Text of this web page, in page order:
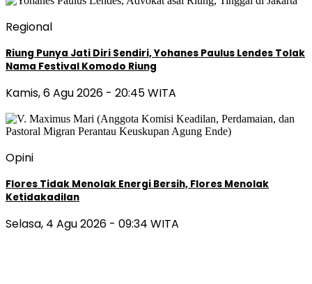
Regional
Riung Punya Jati Diri Sendiri, Yohanes Paulus Lendes Tolak
Nama Festival Komodo Riung
Kamis, 6 Agu 2026 - 20:45 WITA
Opini
Flores Tidak Menolak Energi Bersih, Flores Menolak
Ketidakadilan
Selasa, 4 Agu 2026 - 09:34 WITA